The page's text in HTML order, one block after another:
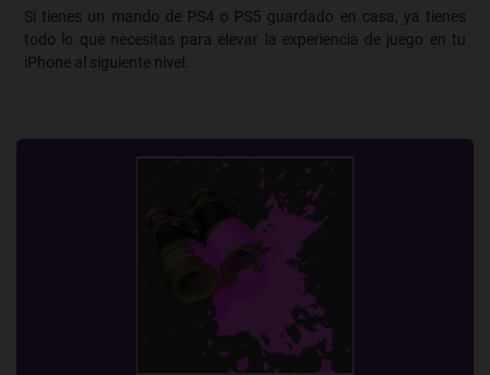
Si tienes un mando de PS4 o PS5 guardado en casa, ya tienes
todo lo que necesitas para elevar la experiencia de juego en tu
iPhone al siguiente nivel.